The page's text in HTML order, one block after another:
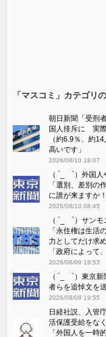
「マスコミ」カテゴリ
朝日新聞「受刑
国人排斥に 実
（約6.9％、約
高いです」
2026/08/10 18:07
（ ´_ゝ`）外国
「選別、差別の
に誰が来ますか
2026/08/10 08:45
（ ´_ゝ`）サン
「永住権は生活
力としてだけ求
「政府によって
2026/08/09 19:53
（ ´_ゝ`）東京
者らを追悼文を
2026/08/08 19:55
日経社説、入管
活保護受給をな
「外国人を一時